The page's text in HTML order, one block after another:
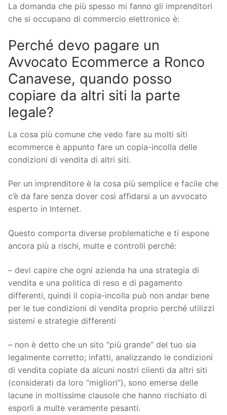
La domanda che più spesso mi fanno gli imprenditori
che si occupano di commercio elettronico è:
Perché devo pagare un
Avvocato Ecommerce a Ronco
Canavese, quando posso
copiare da altri siti la parte
legale?
La cosa più comune che vedo fare su molti siti
ecommerce è appunto fare un copia-incolla delle
condizioni di vendita di altri siti.
Per un imprenditore è la cosa più semplice e facile che
c’è da fare senza dover così affidarsi a un avvocato
esperto in Internet.
Questo comporta diverse problematiche e ti espone
ancora più a rischi, multe e controlli perché:
– devi capire che ogni azienda ha una strategia di
vendita e una politica di reso e di pagamento
differenti, quindi il copia-incolla può non andar bene
per le tue condizioni di vendita proprio perché utilizzi
sistemi e strategie differenti
– non è detto che un sito “più grande” del tuo sia
legalmente corretto; infatti, analizzando le condizioni
di vendita copiate da alcuni nostri clienti da altri siti
(considerati da loro “migliori”), sono emerse delle
lacune in moltissime clausole che hanno rischiato di
esporli a multe veramente pesanti.